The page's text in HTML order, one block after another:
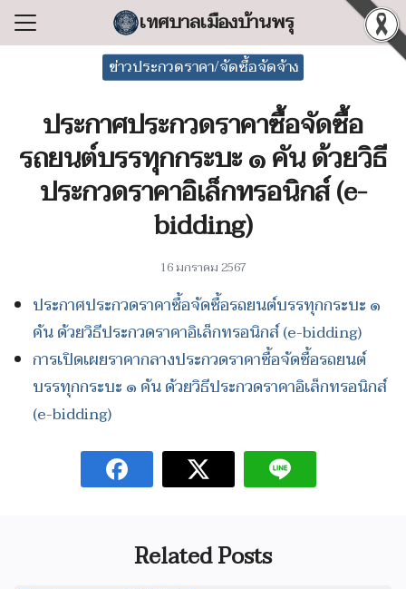
Skip
เทศบาลเมืองบ้านพรุ
ทศบาล
ารงาน
Search
ข่าวประกวดราคา/จัดซื้อจัดจ้าง
ประกาศประกวดราคาซื้อจัดซื้อ
รถยนต์บรรทุกกระบะ ๑ คัน ด้วยวิธี
ประกวดราคาอิเล็กทรอนิกส์ (e-
bidding)
16 มกราคม 2567
ประกาศประกวดราคาซื้อจัดซื้อรถยนต์บรรทุกกระบะ ๑
คัน ด้วยวิธีประกวดราคาอิเล็กทรอนิกส์ (e-bidding)
การเปิดเผยราคากลางประกวดราคาซื้อจัดซื้อรถยนต์
บรรทุกกระบะ ๑ คัน ด้วยวิธีประกวดราคาอิเล็กทรอนิกส์
(e-bidding)
Related Posts